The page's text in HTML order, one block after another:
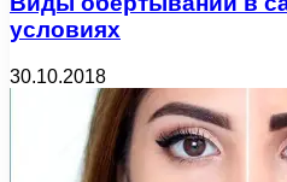
условиях
30.10.2018